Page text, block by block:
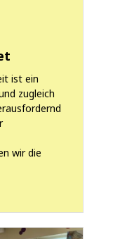
ist ein
zugleich
wir die